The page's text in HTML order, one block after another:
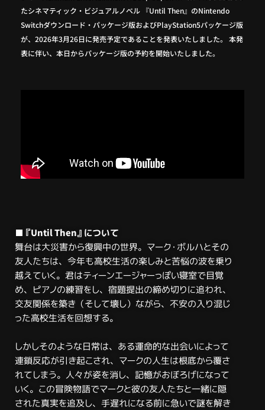
たシネマティック・ビジュアルノベル 『Until Then』のNintendo
Switchダウンロード・パッケージ版およびPlayStation5パッケージ版
が、2026年3月26日に発売予定であることを発表いたしました。 本発
表に伴い、本日からパッケージ版の予約を開始いたしました。
■『Until Then』について
舞台は大災害から復興中の世界。マーク・ボルハとその
友人たちは、今年も高校生活の楽しみと苦悩の波を乗り
越えていく。君はティーンエージャーっぽい寝室で目覚
め、ピアノの練習をし、宿題提出の締め切りに追われ、
交友関係を築き（そして壊し）ながら、不安の入り混じ
った高校生活を回想する。
しかしそのような日常は、ある運命的な出会いによって
連鎖反応が引き起こされ、マークの人生は根底から覆さ
れてしまう。人々が姿を消し、記憶がおぼろげになって
いく。この冒険物語でマークと彼の友人たちと一緒に隠
された真実を追及し、手遅れになる前に急いで謎を解き